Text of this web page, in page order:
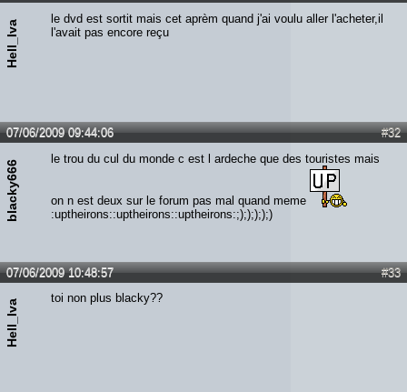
Hell_Iva
le dvd est sortit mais cet aprèm quand j'ai voulu aller l'acheter,il
l'avait pas encore reçu
#32
07/06/2009 09:44:06
blacky666
le trou du cul du monde c est l ardeche que des touristes mais
on n est deux sur le forum pas mal quand meme
:uptheirons::uptheirons::uptheirons:;););););)
#33
07/06/2009 10:48:57
Hell_Iva
toi non plus blacky??